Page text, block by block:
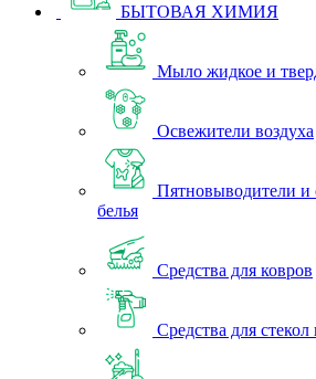
БЫТОВАЯ ХИМИЯ
Мыло жидкое и
Освежители воздуха
Пятновыводители и
белья
Средства для ковров
Средства для стекол